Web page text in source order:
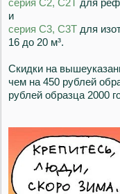
и
серия С3, С3Т для
16 до 20 м³.
Скидки на
чем на 450 рублей
рублей образца 2000